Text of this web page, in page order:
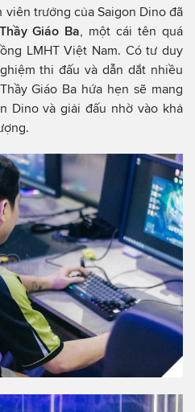
trưởng của Saigon Dino đã
Thầy Giáo Ba , một cái tên quá
LMHT Việt Nam. Có tư duy
thi đấu và dẫn dắt nhiều
Giáo Ba hứa hẹn sẽ mang
Dino và giải đấu nhờ vào khả